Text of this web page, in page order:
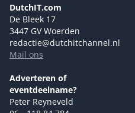
Events- en sponsormogelijkheden 2026
Ons team
Colofon
Tip de redactie
Versturen
DutchIT.com
De Bleek 17
3447 GV Woerden
redactie@dutchitchannel.nl
Mail ons
Adverteren of
eventdeelname?
Peter Reyneveld